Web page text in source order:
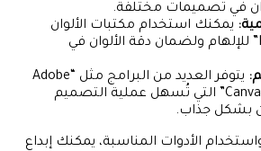
في تصميمات مختلفة.
يمكنك استخدام مكتبات الألوان
مثل “Pantone” للإلهام ولضمان دقة الألوان في
يتوفر العديد من البرامج مثل “Adobe
Illustrator” و”Canva” التي تُسهل عملية التصميم
بشكل جذاب.
الأدوات المناسبة، يمكنك إبداع